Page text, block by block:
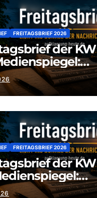
FREITAGSBRIEF 2026
der KW
heute-de]
FREITAGSBRIEF 2026
der KW
heute.de]